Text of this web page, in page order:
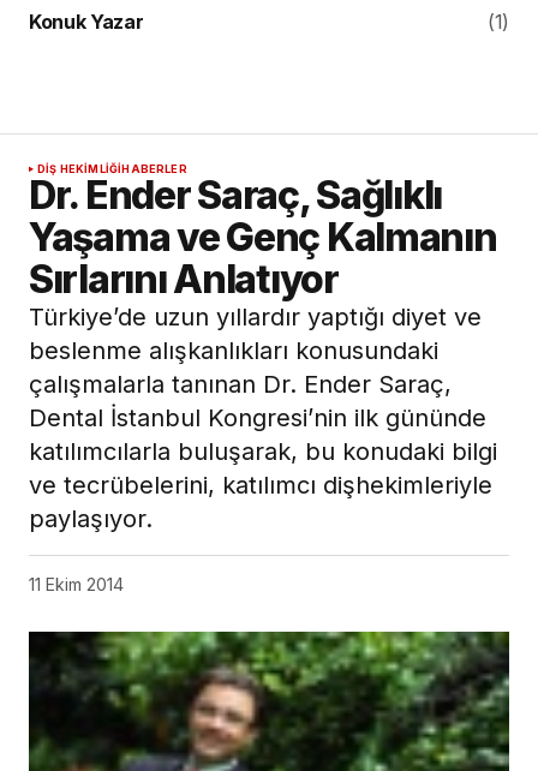
Konuk Yazar
(1)
DIŞ HEKIMLIĞIHABERLER
Dr. Ender Saraç, Sağlıklı
Yaşama ve Genç Kalmanın
Sırlarını Anlatıyor
Türkiye’de uzun yıllardır yaptığı diyet ve
beslenme alışkanlıkları konusundaki
çalışmalarla tanınan Dr. Ender Saraç,
Dental İstanbul Kongresi’nin ilk gününde
katılımcılarla buluşarak, bu konudaki bilgi
ve tecrübelerini, katılımcı dişhekimleriyle
paylaşıyor.
11 Ekim 2014